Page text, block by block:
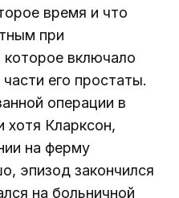
время и что
при
включало
его простаты.
операции в
хотя Кларксон,
на ферму
эпизод закончился
на больничной